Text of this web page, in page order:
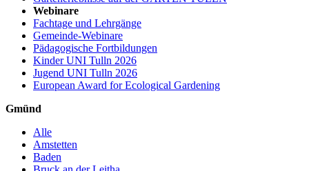
Webinare
Fachtage und Lehrgänge
Gemeinde-Webinare
Pädagogische Fortbildungen
Kinder UNI Tulln 2026
Jugend UNI Tulln 2026
European Award for Ecological Gardening
Gmünd
Alle
Amstetten
Baden